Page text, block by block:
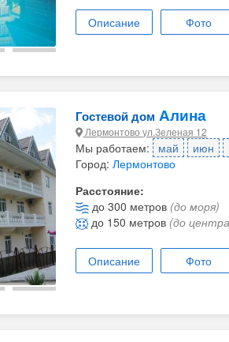
Описание Фото
Гостевой дом Алина
Лермонтово ул.Зеленая 12
Мы работаем: май июн
Город:Лермонтово
Расстояние:
до 300 метров (до моря)
до 150 метров (до
Описание Фото